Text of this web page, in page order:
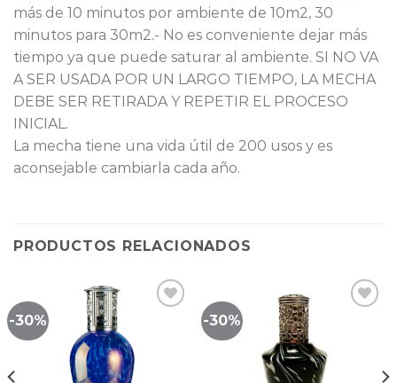
más de 10 minutos por ambiente de 10m2, 30
minutos para 30m2.- No es conveniente dejar más
tiempo ya que puede saturar al ambiente. SI NO VA
A SER USADA POR UN LARGO TIEMPO, LA MECHA
DEBE SER RETIRADA Y REPETIR EL PROCESO
INICIAL.
La mecha tiene una vida útil de 200 usos y es
aconsejable cambiarla cada año.
PRODUCTOS RELACIONADOS
-30%
seguimiento
-30%
seguimiento